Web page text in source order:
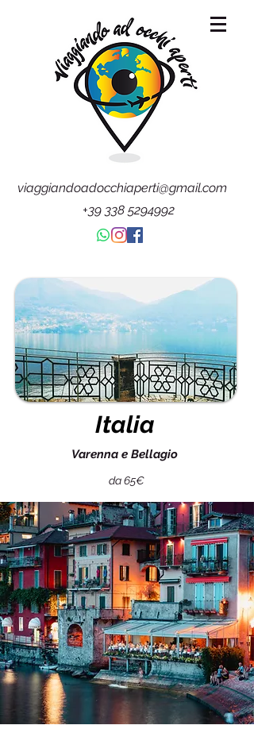
viaggiandoadocchiaperti@gmail.com
+39 338 5294992
Italia
Varenna e Bellagio
da 65€